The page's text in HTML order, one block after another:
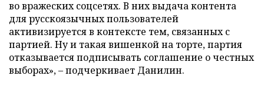
во вражеских соцсетях. В них выдача контента
для русскоязычных пользователей
активизируется в контексте тем, связанных с
партией. Ну и такая вишенкой на торте, партия
отказывается подписывать соглашение о честных
выборах», – подчеркивает Данилин.